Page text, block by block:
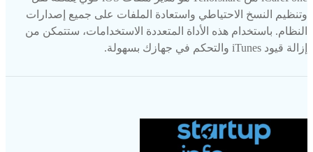
وتنظيم النسخ الاحتياطي واستعادة الملفات على جميع إصدارات
النظام. باستخدام هذه الأداة المتعددة الاستخدامات، ستتمكن من
إزالة قيود iTunes والتحكم في جهازك بسهولة.